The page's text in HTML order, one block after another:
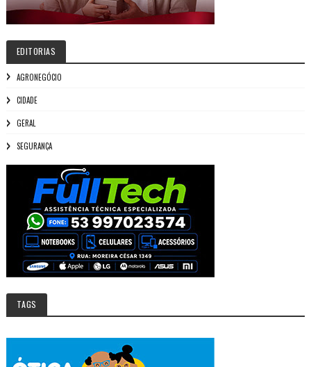
EDITORIAS
AGRONEGÓCIO
CIDADE
GERAL
SEGURANÇA
TAGS